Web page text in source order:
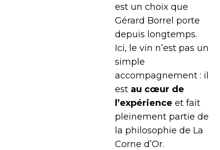
est un choix que
Gérard Borrel porte
depuis longtemps.
Ici, le vin n’est pas un
simple
accompagnement : il
est au cœur de
l’expérience et fait
pleinement partie de
la philosophie de La
Corne d’Or.